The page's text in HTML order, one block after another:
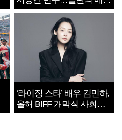
지는 ‘전쟁 속죄’
‘라이징 스타’ 배우 김민하,
올해 BIFF 개막식 사회자
확정